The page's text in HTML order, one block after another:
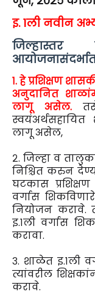
इ. 1ली नवीन
जिल्हास्तर
१. हे प्रशिक्षण
अनुदानित
लागू असेल.
स्वयंअर्थसहायित
लागू असेल,
२. जिल्हा व
निश्चित करुन
घटकास
वर्गास
नियोजन करावे.
इ.१ली वर्गास
करावा.
३. शाळेत इ.१ली
त्यांवरील
करावे.